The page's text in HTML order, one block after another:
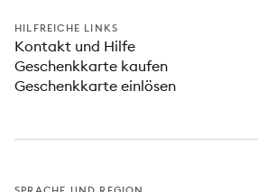
HILFREICHE LINKS
Kontakt und Hilfe
Geschenkkarte kaufen
Geschenkkarte einlösen